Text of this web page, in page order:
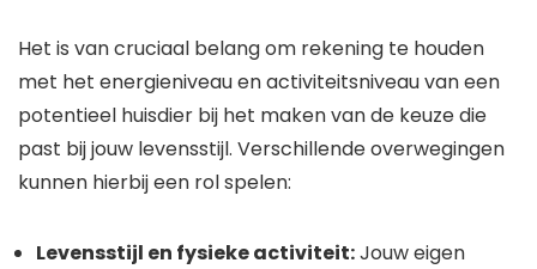
Het is van cruciaal belang om rekening te houden
met het energieniveau en activiteitsniveau van een
potentieel huisdier bij het maken van de keuze die
past bij jouw levensstijl. Verschillende overwegingen
kunnen hierbij een rol spelen:
Levensstijl en fysieke activiteit:Jouw eigen